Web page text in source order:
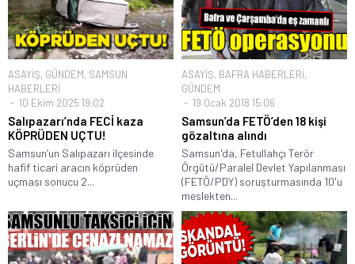
ASAYİŞ, GÜNDEM, SAMSUN
HABERLERİ
10 Ekim 2025 19:02
Salıpazarı’nda FECİ kaza
KÖPRÜDEN UÇTU!
Samsun’un Salıpazarı ilçesinde
hafif ticari aracın köprüden
uçması sonucu 2...
ASAYİŞ, BAFRA HABERLERİ,
GÜNDEM
19 Ocak 2018 15:06
Samsun’da FETÖ’den 18 kişi
gözaltına alındı
Samsun'da, Fetullahçı Terör
Örgütü/Paralel Devlet Yapılanması
(FETÖ/PDY) soruşturmasında 10'u
meslekten...